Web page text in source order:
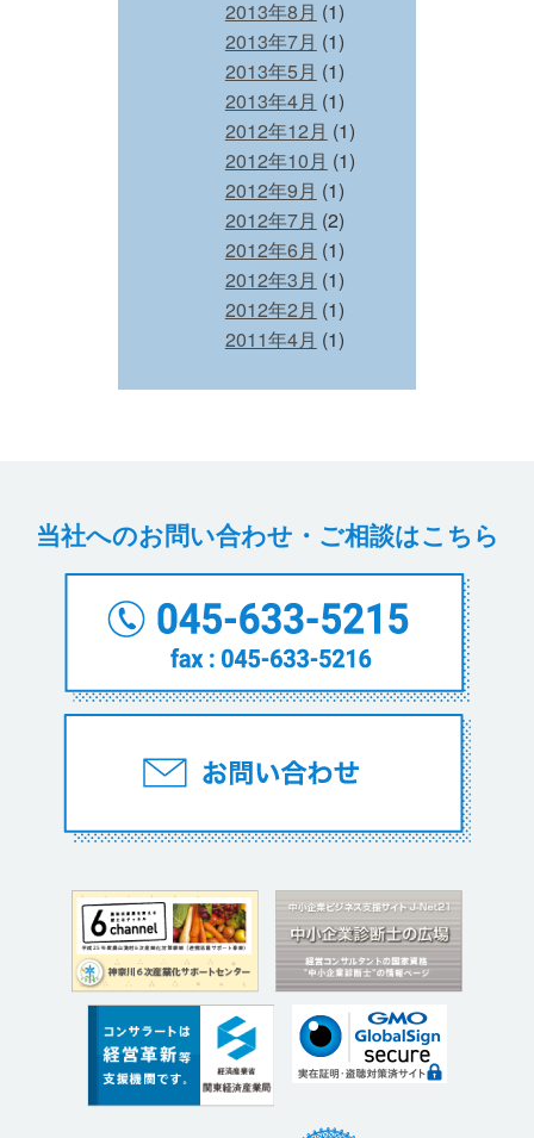
2013年8月 (1)
2013年7月 (1)
2013年5月 (1)
2013年4月 (1)
2012年12月 (1)
2012年10月 (1)
2012年9月 (1)
2012年7月 (2)
2012年6月 (1)
2012年3月 (1)
2012年2月 (1)
2011年4月 (1)
当社へのお問い合わせ・ご相談はこちら